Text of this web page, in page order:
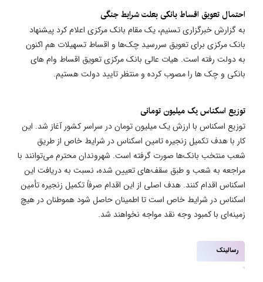
​احتمال تعویق اقساط بانکی بعلت شرایط جنگی
به گزارش خبرگزاری تسنیم، یک مقام بانک مرکزی اعلام کرد پیشنهاد
بانک مرکزی برای تعویق سررسید چک‌ها و اقساط تسهیلات هم اکنون
به دولت رفته است. هیات عالی بانک مرکزی تعویق اقساط وام های
بانکی و چک ها را مصوب کرده و منتظر تایید دولت هستیم.
توزیع اسکناس یک میلیون تومانی
توزیع اسکناس با ارزش یک میلیون تومان در سراسر کشور آغاز شد. این
کار با هدف تکمیل زنجیره تامین اسکناس در شرایط خاص از طریق
شعب منتخب بانک‌ها صورت گرفته است. شهروندان محترم می‌توانند با
مراجعه به شعب و طبق سقف‌های تعیین شده، نسبت به دریافت این
اسکناس اقدام کنند. هدف اصلی از این اقدام صرفاً تکمیل زنجیره تأمین
اسکناس در شرایط خاص است تا اطمینان حاصل شود هموطنان در هیچ
زمینه‌ای با کمبود وجه نقد مواجه نخواهند شد.
رسالینک